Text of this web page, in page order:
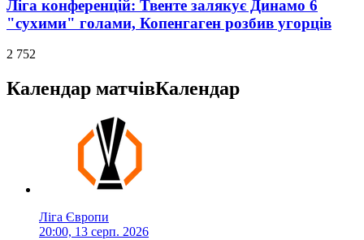
Ліга конференцій: Твенте залякує Динамо 6
"сухими" голами, Копенгаген розбив угорців
2 752
Календар матчівКалендар
Ліга Європи
20:00, 13 серп. 2026